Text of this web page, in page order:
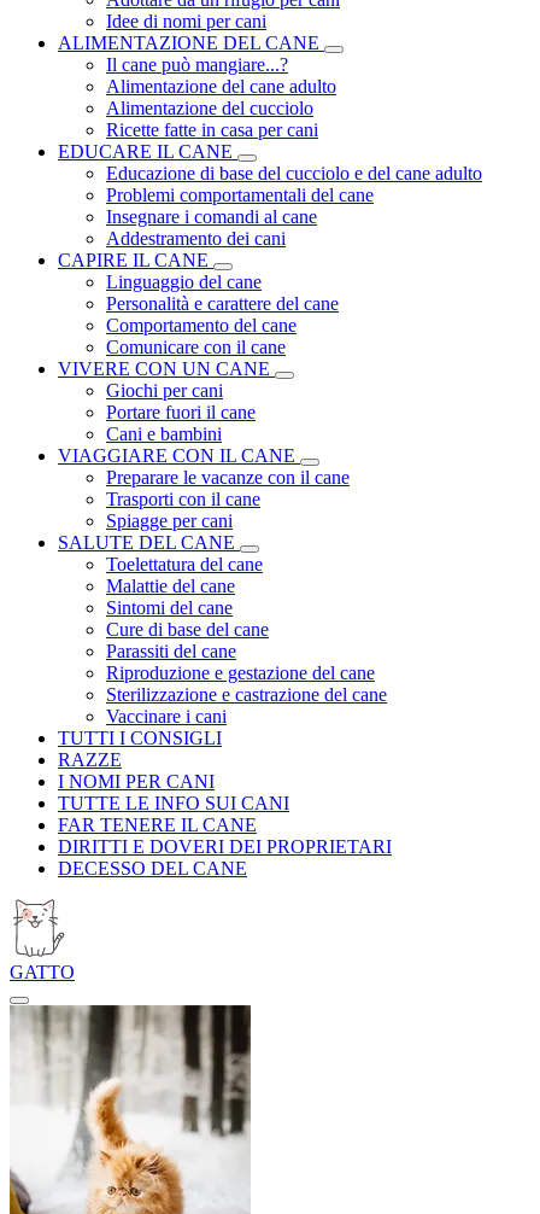
Idee di nomi per cani
ALIMENTAZIONE DEL CANE
Il cane può mangiare...?
Alimentazione del cane adulto
Alimentazione del cucciolo
Ricette fatte in casa per cani
EDUCARE IL CANE
Educazione di base del cucciolo e del cane adulto
Problemi comportamentali del cane
Insegnare i comandi al cane
Addestramento dei cani
CAPIRE IL CANE
Linguaggio del cane
Personalità e carattere del cane
Comportamento del cane
Comunicare con il cane
VIVERE CON UN CANE
Giochi per cani
Portare fuori il cane
Cani e bambini
VIAGGIARE CON IL CANE
Preparare le vacanze con il cane
Trasporti con il cane
Spiagge per cani
SALUTE DEL CANE
Toelettatura del cane
Malattie del cane
Sintomi del cane
Cure di base del cane
Parassiti del cane
Riproduzione e gestazione del cane
Sterilizzazione e castrazione del cane
Vaccinare i cani
TUTTI I CONSIGLI
RAZZE
I NOMI PER CANI
TUTTE LE INFO SUI CANI
FAR TENERE IL CANE
DIRITTI E DOVERI DEI PROPRIETARI
DECESSO DEL CANE
GATTO